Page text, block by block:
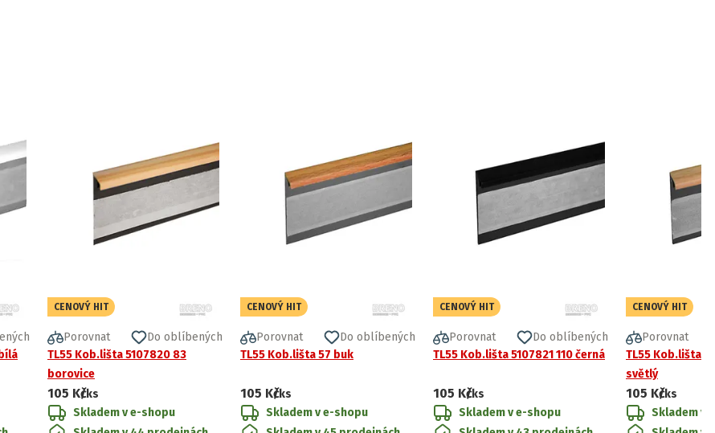
CENOVÝ HIT
Porovnat
Do oblíbených
TL55 Kob.lišta 5107820 83
borovice
105 Kč/ks
Skladem v e-shopu
CENOVÝ HIT
Porovnat
Do oblíbených
TL55 Kob.lišta 57 buk
105 Kč/ks
Skladem v e-shopu
CENOVÝ HIT
Porovnat
Do oblíbených
TL55 Kob.lišta 5107821 110 černá
105 Kč/ks
Skladem v e-shopu
CENOVÝ HIT
Porovnat
TL55 Kob.lišta
světlý
105 Kč/ks
Skladem v